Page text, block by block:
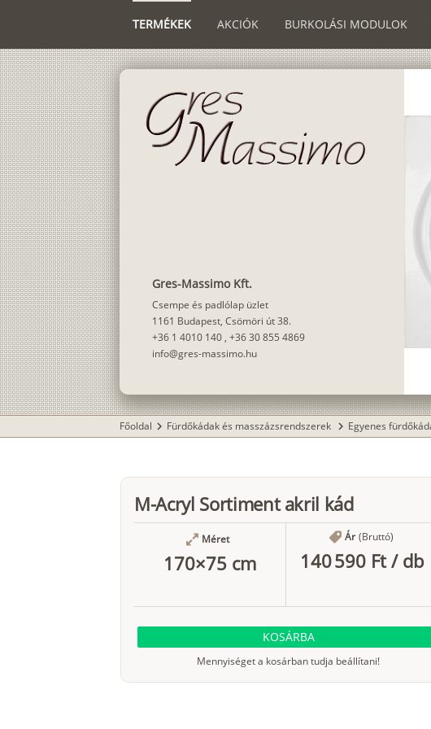
TERMÉKEK AKCIÓK BURKOLÁSI MODULOK
Gres-Massimo Kft.
Csempe és padlólap üzlet
1161 Budapest, Csömöri út 38.
+36 1 4010 140 , +36 30 855 4869
info@gres-massimo.hu
Főoldal chevron_right Fürdőkádak és masszázsrendszerek chevron_right Egyenes
M-Acryl Sortiment akril kád
Méret
170×75 cm
Ár (Bruttó)
140 590 Ft/ db
KOSÁRBA
Mennyiséget a kosárban tudja beállítani!